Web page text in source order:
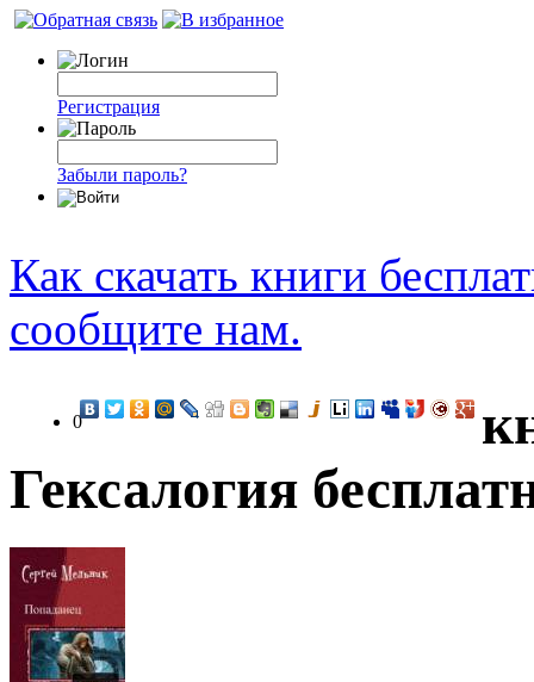
Регистрация
Забыли пароль?
Как скачать книги
сообщите нам.
0
Гексалогия